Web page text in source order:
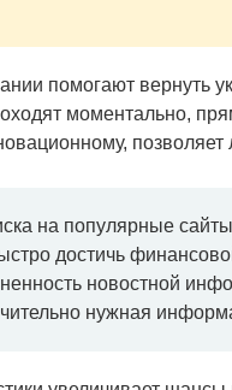
помогают вернуть
моментально,
на популярные
достичь
новостной
нужная